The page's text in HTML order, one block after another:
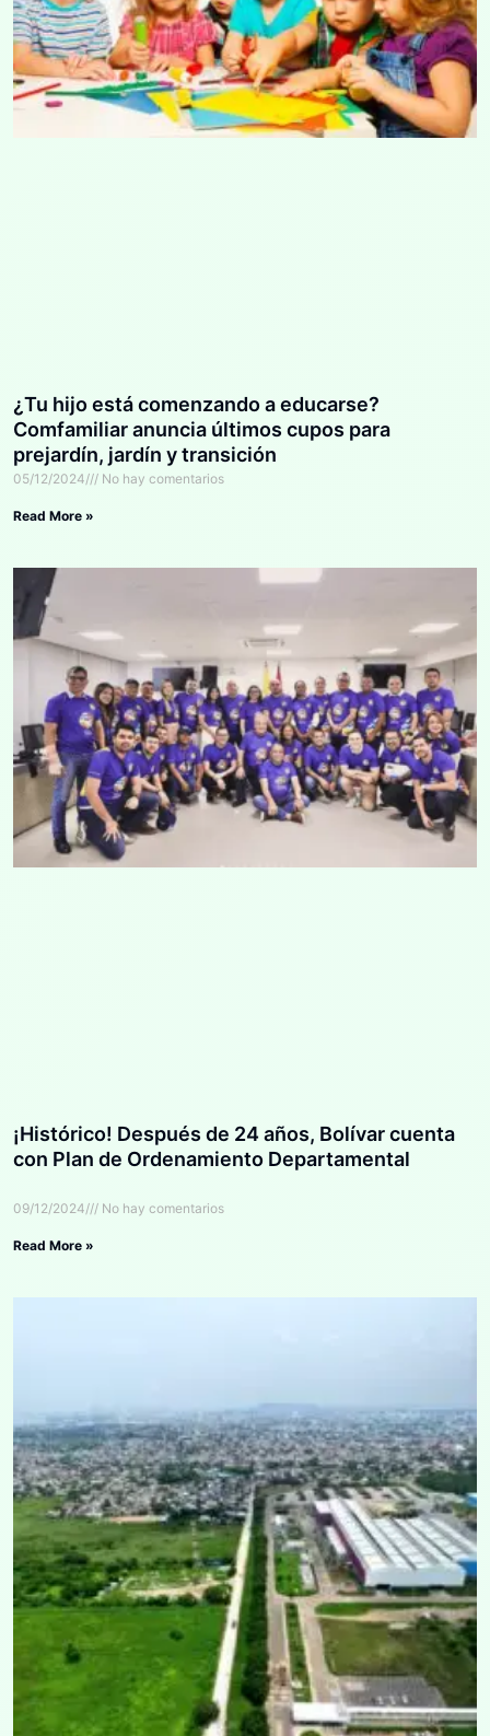
¿Tu hijo está comenzando a educarse?
Comfamiliar anuncia últimos cupos para
prejardín, jardín y transición
05/12/2024 No hay comentarios
Read More »
¡Histórico! Después de 24 años, Bolívar cuenta
con Plan de Ordenamiento Departamental
09/12/2024 No hay comentarios
Read More »